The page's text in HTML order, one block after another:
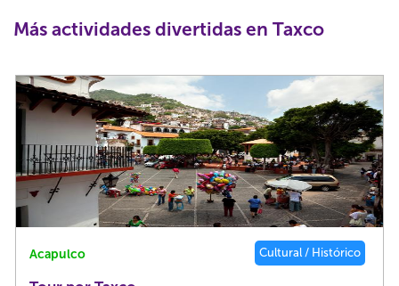
Más actividades divertidas en Taxco
Acapulco Cultural / Histórico